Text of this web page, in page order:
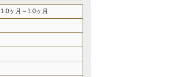
1.0ヶ月～1.0ヶ月